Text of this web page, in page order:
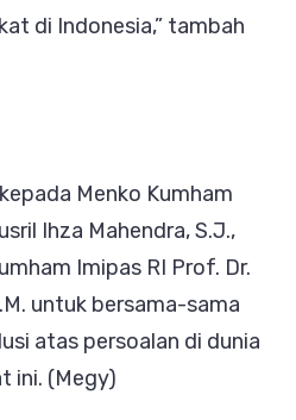
di Indonesia,” tambah
Menko Kumham
Ihza Mahendra, S.J.,
Imipas RI Prof. Dr.
untuk bersama-sama
atas persoalan di dunia
ini. (Megy)